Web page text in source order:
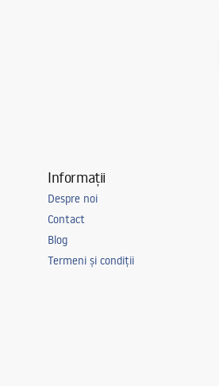
Informații
Despre noi
Contact
Blog
Termeni și condiții